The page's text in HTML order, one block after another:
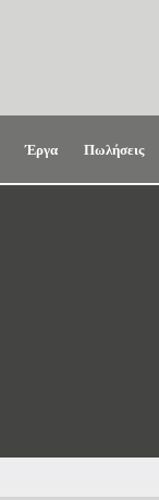
Έργα Πωλήσεις